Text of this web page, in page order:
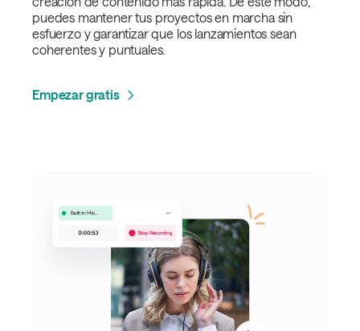
puedes mantener tus proyectos en marcha sin
esfuerzo y garantizar que los lanzamientos sean
coherentes y puntuales.
Empezar gratis